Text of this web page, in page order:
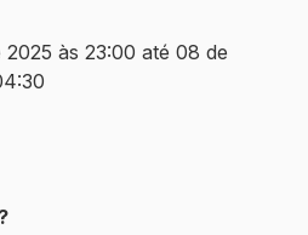
às 23:00 até 08 de